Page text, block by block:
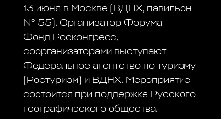
13 июня в Москве (ВДНХ, павильон
№ 55). Организатор Форума –
Фонд Росконгресс,
соорганизаторами выступают
Федеральное агентство по туризму
(Ростуризм) и ВДНХ. Мероприятие
состоится при поддержке Русского
географического общества.